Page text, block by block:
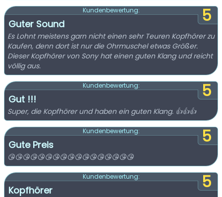
5
Kundenbewertung:
Guter Sound
Es Lohnt meistens garn nicht einen sehr Teuren Kopfhörer zu
Kaufen, denn dort ist nur die Ohrmuschel etwas Größer.
Dieser Kopfhörer von Sony hat einen guten Klang und reicht
völlig aus.
5
Kundenbewertung:
Gut !!!
Super, die Kopfhörer und haben ein guten Klang. 👍👍👍
5
Kundenbewertung:
Gute Preis
😘😘😘😘😘😘😘😘😘😘😘😘😘😘😘😘😘
5
Kundenbewertung:
Kopfhörer